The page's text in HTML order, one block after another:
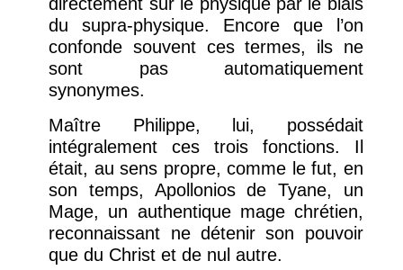
directement sur le physique par le biais
du supra-physique. Encore que l’on
confonde souvent ces termes, ils ne
sont pas automatiquement
synonymes.
Maître Philippe, lui, possédait
intégralement ces trois fonctions. Il
était, au sens propre, comme le fut, en
son temps, Apollonios de Tyane, un
Mage, un authentique mage chrétien,
reconnaissant ne détenir son pouvoir
que du Christ et de nul autre.